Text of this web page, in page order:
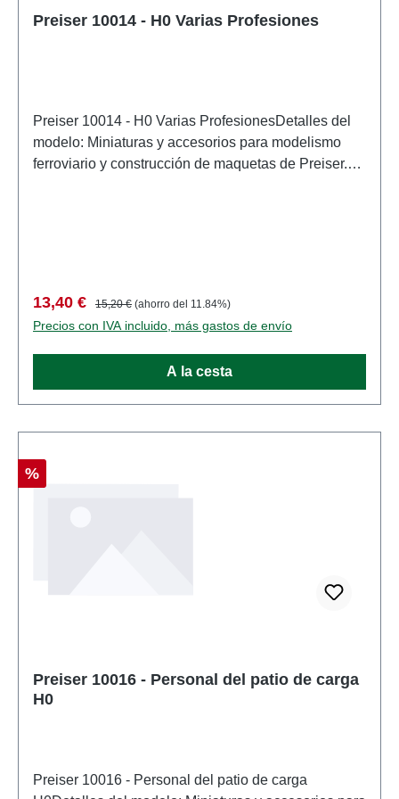
Preiser 10014 - H0 Varias Profesiones
Preiser 10014 - H0 Varias ProfesionesDetalles del
modelo: Miniaturas y accesorios para modelismo
ferroviario y construcción de maquetas de Preiser.
PreiserNúmero de artículo: 10014numero de piezas:
Conjunto de varias piezasEAN: 4041032100142tipo
de producto: Cifraspista: H0escala:
1:87Recomendación de edad: A partir de 14 años
Precio de venta:
13,40 € Precio normal:
15,20 € (ahorro del 11.84%)
Precios con IVA incluido, más gastos de envío
A la cesta
Descuento
%
Preiser 10016 - Personal del patio de carga
H0
Preiser 10016 - Personal del patio de carga